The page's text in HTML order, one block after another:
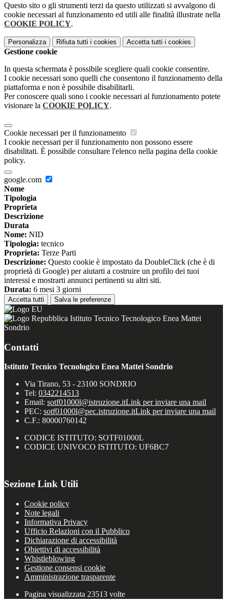
Questo sito o gli strumenti terzi da questo utilizzati si avvalgono di
cookie necessari al funzionamento ed utili alle finalità illustrate nella
COOKIE POLICY.
Personalizza Rifiuta tutti i cookies Accetta tutti i cookies
Gestione cookie
In questa schermata è possibile scegliere quali cookie consentire.
I cookie necessari sono quelli che consentono il funzionamento della
piattaforma e non è possibile disabilitarli.
Per conoscere quali sono i cookie necessari al funzionamento potete
visionare la COOKIE POLICY.
Cookie necessari per il funzionamento
I cookie necessari per il funzionamento non possono essere
disabilitati. È possibile consultare l'elenco nella pagina della cookie
policy.
google.com
Nome
Tipologia
Proprieta
Descrizione
Durata
Nome: NID
Tipologia: tecnico
Proprieta: Terze Parti
Descrizione: Questo cookie è impostato da DoubleClick (che è di
proprietà di Google) per aiutarti a costruire un profilo dei tuoi
interessi e mostrarti annunci pertinenti su altri siti.
Durata: 6 mesi 3 giorni
Accetta tutti Salva le preferenze
Istituto Tecnico Tecnologico Enea Mattei
Sondrio
Contatti
Istituto Tecnico Tecnologico Enea Mattei Sondrio
Via Tirano, 53 - 23100 SONDRIO
Tel: 0342214513
Email: sotf01000l@istruzione.itLink per inviare una mail
PEC: sotf01000l@pec.istruzione.itLink per inviare una mail
C.F.: 80000760142
CODICE ISTITUTO: SOTF01000L
CODICE UNIVOCO ISTITUTO: UF6BC7
Sezione Link Utili
Cookie policy
Note legali
Informativa Privacy
Ufficio Relazioni con il Pubblico
Dichiarazione di accessibilità
Obiettivi di accessibilità
Whistleblowing
Gestione consensi cookie
Amministrazione trasparente
Pagina visualizzata 23513 volte